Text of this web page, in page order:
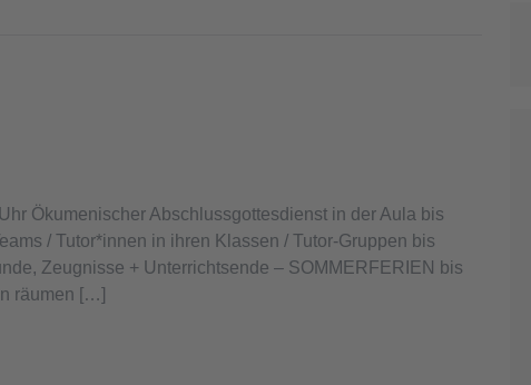
Ökumenischer Abschlussgottesdienst in der Aula bis
/ Tutor*innen in ihren Klassen / Tutor-Gruppen bis
Zeugnisse + Unterrichtsende – SOMMERFERIEN bis
räumen […]